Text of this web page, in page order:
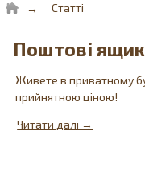
Статті
Поштові
Живете в приватному
прийнятною ціною!